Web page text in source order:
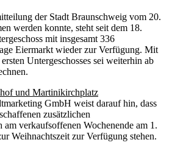
der Stadt Braunschweig vom 20.
werden konnte, steht seit dem 18.
mit insgesamt 336
Eiermarkt wieder zur Verfügung. Mit
Untergeschosses sei weiterhin ab
und Martinikirchplatz
GmbH weist darauf hin, dass
zusätzlichen
verkaufsoffenen Wochenende am 1.
Weihnachtszeit zur Verfügung stehen.